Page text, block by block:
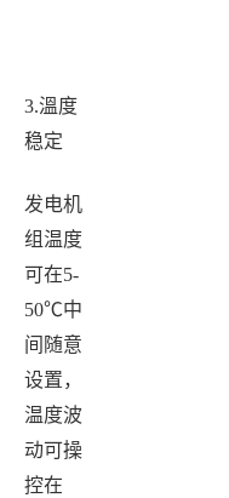
3.溫度
稳定
发电机
组温度
可在5-
50℃中
间随意
设置，
温度波
动可操
控在